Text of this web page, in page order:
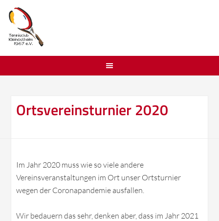
Ortsvereinsturnier 2020
Im Jahr 2020 muss wie so viele andere
Vereinsveranstaltungen im Ort unser Ortsturnier
wegen der Coronapandemie ausfallen.
Wir bedauern das sehr, denken aber, dass im Jahr 2021